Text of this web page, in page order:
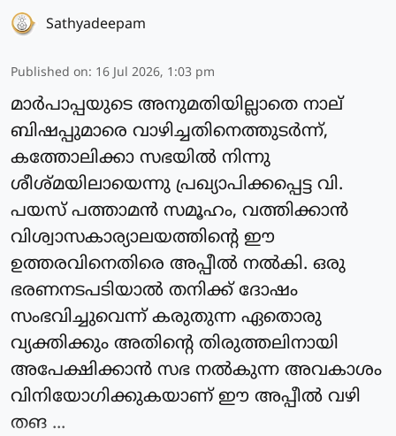
Sathyadeepam
Published on: 16 Jul 2026, 1:03 pm
മാർപാപ്പയുടെ അനുമതിയില്ലാതെ നാല്
ബിഷപ്പുമാരെ വാഴിച്ചതിനെത്തുടര്‍ന്ന്,
കത്തോലിക്കാ സഭയില്‍ നിന്നു
ശീശ്മയിലായെന്നു പ്രഖ്യാപിക്കപ്പെട്ട വി.
പയസ് പത്താമന്‍ സമൂഹം, വത്തിക്കാന്‍
വിശ്വാസകാര്യാലയത്തിന്റെ ഈ
ഉത്തരവിനെതിരെ അപ്പീല്‍ നല്‍കി. ഒരു
ഭരണനടപടിയാല്‍ തനിക്ക് ദോഷം
സംഭവിച്ചുവെന്ന് കരുതുന്ന ഏതൊരു
വ്യക്തിക്കും അതിന്റെ തിരുത്തലിനായി
അപേക്ഷിക്കാന്‍ സഭ നല്‍കുന്ന അവകാശം
വിനിയോഗിക്കുകയാണ് ഈ അപ്പീല്‍ വഴി
തങ ...